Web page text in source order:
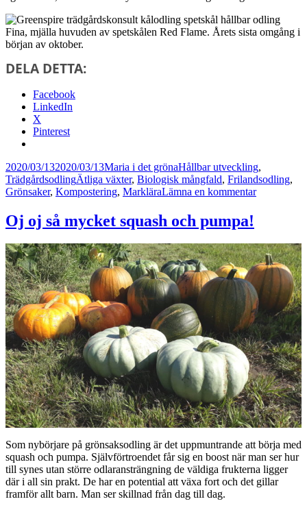
Fina, mjälla huvuden av spetskålen Red Flame. Årets sista omgång i
början av oktober.
DELA DETTA:
Facebook
LinkedIn
X
Pinterest
Postat
2020/03/132020/03/13Författare
Maria i det grönaKategorier
Hållbar utveckling,
TrädgårdsodlingTaggar
Ätliga växter, Biologisk mångfald, Frilandsodling,
Grönsaker, Kompostering, MarkläraLämna en kommentartill
mat
Oj oj så mycket squash och pumpa!
Som nybörjare på grönsaksodling är det uppmuntrande att börja med
squash och pumpa. Självförtroendet får sig en boost när man ser hur
till synes utan större odlaransträngning de väldiga frukterna ligger
där i all sin prakt. De har en potential att växa fort och det gillar
framför allt barn. Man ser skillnad från dag till dag.